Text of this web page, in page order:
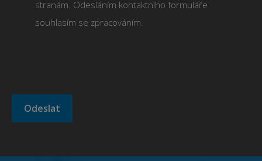
stranám. Odesláním kontaktního formuláře
souhlasím se zpracováním.